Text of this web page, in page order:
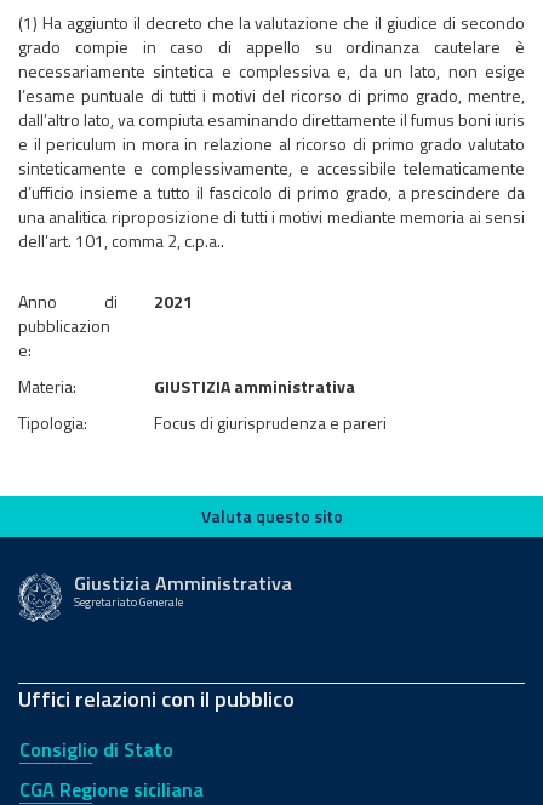
(1) Ha aggiunto il decreto che la valutazione che il giudice di secondo
grado compie in caso di appello su ordinanza cautelare è
necessariamente sintetica e complessiva e, da un lato, non esige
l’esame puntuale di tutti i motivi del ricorso di primo grado, mentre,
dall’altro lato, va compiuta esaminando direttamente il fumus boni iuris
e il periculum in mora in relazione al ricorso di primo grado valutato
sinteticamente e complessivamente, e accessibile telematicamente
d’ufficio insieme a tutto il fascicolo di primo grado, a prescindere da
una analitica riproposizione di tutti i motivi mediante memoria ai sensi
dell’art. 101, comma 2, c.p.a..
Anno di
pubblicazion
e:
2021
Materia:
GIUSTIZIA amministrativa
Tipologia:
Focus di giurisprudenza e pareri
Valuta questo sito
Valuta questo sito
Giustizia Amministrativa
Segretariato Generale
Uffici relazioni con il pubblico
Consiglio di Stato
CGA Regione siciliana